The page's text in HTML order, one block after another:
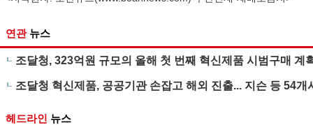
연관 뉴스
조달청, 323억원 규모의 올해 첫 번째 혁신제품 시범구매 계
조달청 혁신제품, 공공기관 손잡고 해외 진출... 지슨 등 54개
헤드라인 뉴스